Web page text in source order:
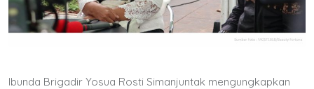
Ibunda Brigadir Yosua Rosti Simanjuntak mengungkapkan